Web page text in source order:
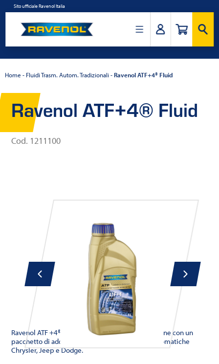
Salta
contenuto
Sito ufficiale Ravenol Italia
Ravenol
Home - Fluidi Trasm. Autom. Tradizionali- Ravenol ATF+4® Fluid
Ravenol ATF+4® Fluid
Cod. 1211100
Ravenol ATF +4® fluid è un ATF di ultima generazione con un
pacchetto di additivi per tutte le trasmissioni automatiche
Chrysler, Jeep e Dodge.